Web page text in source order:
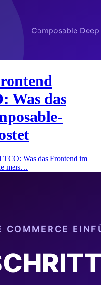
Was das
TCO: Was das Frontend im
meis…